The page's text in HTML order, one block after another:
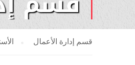
قسم إدارة الأعمال